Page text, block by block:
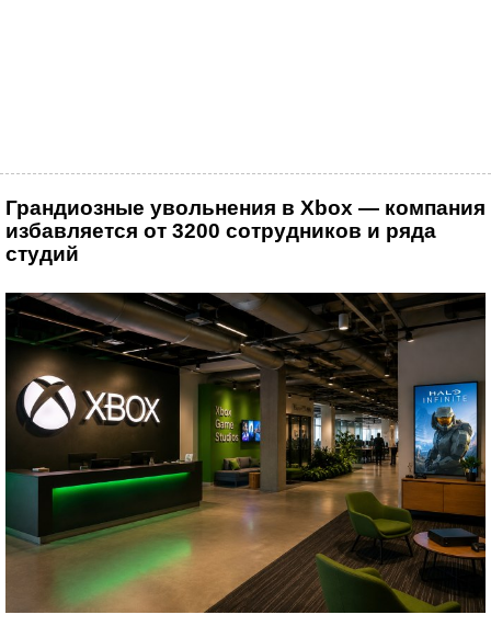
Грандиозные увольнения в Xbox — компания
избавляется от 3200 сотрудников и ряда
студий